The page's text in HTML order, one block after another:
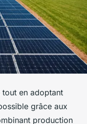
tout en adoptant
grâce aux
production